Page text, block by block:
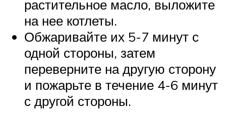
растительное масло, выложите
на нее котлеты.
Обжаривайте их 5-7 минут с
одной стороны, затем
переверните на другую сторону
и пожарьте в течение 4-6 минут
с другой стороны.